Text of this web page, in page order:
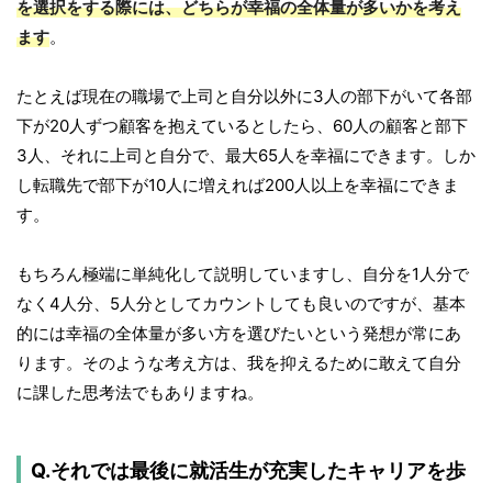
を選択をする際には、どちらが幸福の全体量が多いかを考え
ます。
たとえば現在の職場で上司と自分以外に3人の部下がいて各部
下が20人ずつ顧客を抱えているとしたら、60人の顧客と部下
3人、それに上司と自分で、最大65人を幸福にできます。しか
し転職先で部下が10人に増えれば200人以上を幸福にできま
す。
もちろん極端に単純化して説明していますし、自分を1人分で
なく4人分、5人分としてカウントしても良いのですが、基本
的には幸福の全体量が多い方を選びたいという発想が常にあ
ります。そのような考え方は、我を抑えるために敢えて自分
に課した思考法でもありますね。
Q.それでは最後に就活生が充実したキャリアを歩